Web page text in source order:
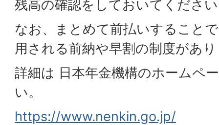
残高の確認をしておいてくださ
なお、まとめて前払いすること
用される前納や早割の制度があ
詳細は 日本年金機構のホームペ
い。
https://www.nenkin.go.jp/